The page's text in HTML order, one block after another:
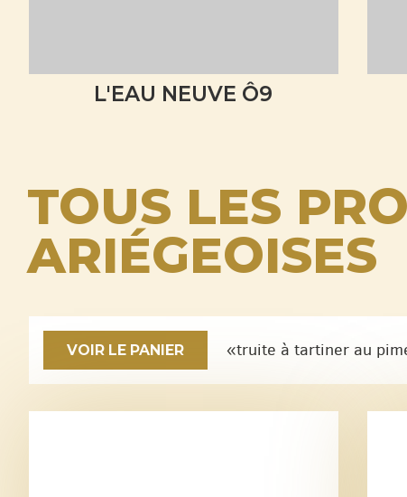
L'EAU NEUVE Ô9
TOUS LES
ARIÉGEOISES
VOIR LE PANIER «truite à tartiner au